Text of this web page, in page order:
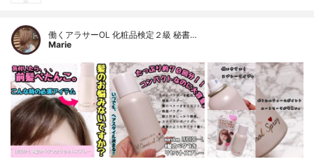
働くアラサーOL 化粧品検定２級 秘書…
Marie